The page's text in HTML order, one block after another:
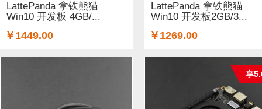
LattePanda 拿铁熊猫
Win10 开发板 4GB/...
￥1449.00
LattePanda 拿铁熊猫
Win10 开发板2GB/3...
￥1269.00
享